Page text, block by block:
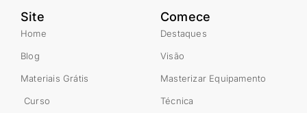
Site
Home
Blog
Materiais Grátis
Curso
Comece
Destaques
Visão
Masterizar Equipamento
Técnica